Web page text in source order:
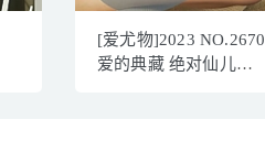
[爱尤物]2023 NO.2670
爱的典藏 绝对仙儿